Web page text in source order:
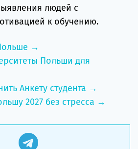
людей с
к обучению.
→
Польши для
Анкету студента →
2027 без стресса →